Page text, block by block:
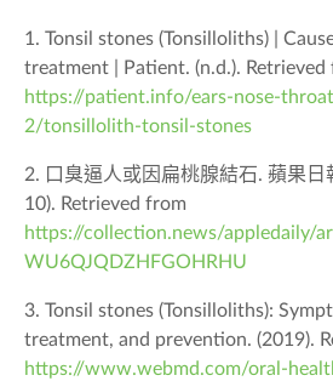
1. Tonsil stones (Tonsilloliths) |
treatment | Patient. (n.d.). Retrieved
https://patient.info/ears-nose-
2/tonsillolith-tonsil-stones
2. 口臭逼人或因扁桃腺結石. 蘋果日
10). Retrieved from
https://collection.news/appledaily/
WU6QJQDZHFGOHRHU
3. Tonsil stones (Tonsilloliths):
treatment, and prevention. (2019).
https://www.webmd.com/oral-